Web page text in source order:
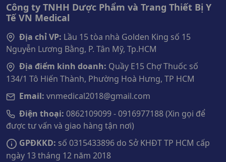
Công ty TNHH Dược Phẩm và Trang Thiết Bị Y
Tế VN Medical
Địa chỉ VP: Lầu 15 tòa nhà Golden King số 15
Nguyễn Lương Bằng, P. Tân Mỹ, Tp.HCM
Địa điểm kinh doanh: Quầy E15 Chợ Thuốc số
134/1 Tô Hiến Thành, Phường Hoà Hưng, TP HCM
Email: vnmedical2018@gmail.com
Điện thoại: 0862109099 - 0916977188 (Xin gọi để
được tư vấn và giao hàng tận nơi)
GPĐKKD: số 0315433896 do Sở KHĐT TP HCM cấp
ngày 13 tháng 12 năm 2018